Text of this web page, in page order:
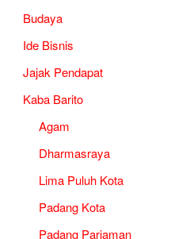
Budaya
Ide Bisnis
Jajak Pendapat
Kaba Barito
Agam
Dharmasraya
Lima Puluh Kota
Padang Kota
Padang Pariaman